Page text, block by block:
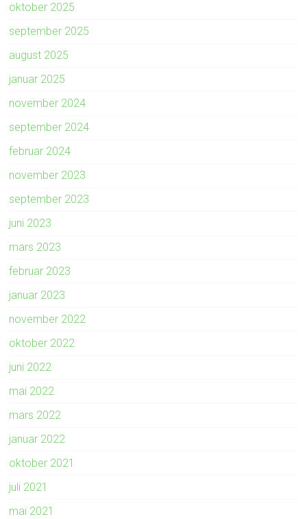
oktober 2025
september 2025
august 2025
januar 2025
november 2024
september 2024
februar 2024
november 2023
september 2023
juni 2023
mars 2023
februar 2023
januar 2023
november 2022
oktober 2022
juni 2022
mai 2022
mars 2022
januar 2022
oktober 2021
juli 2021
mai 2021